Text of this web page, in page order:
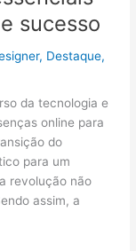
sucesso
, Destaque,
da tecnologia e
online para
do
para um
revolução não
assim, a